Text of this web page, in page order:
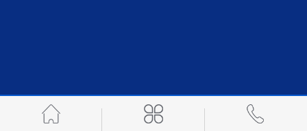
比克科技大厦招租 TCL国际E城招商处